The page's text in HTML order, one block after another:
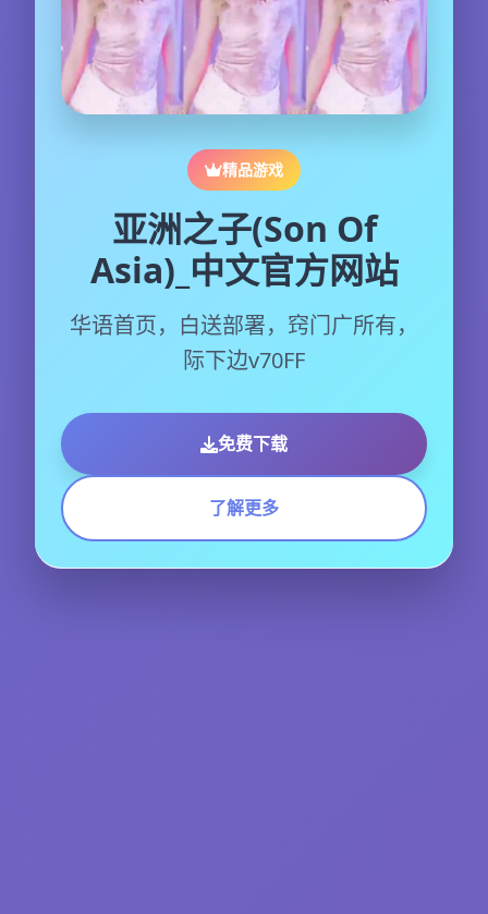
精品游戏
亚洲之子(Son Of
Asia)_中文官方网站
华语首页，白送部署，窍门广所有，
际下边v70FF
免费下载
了解更多